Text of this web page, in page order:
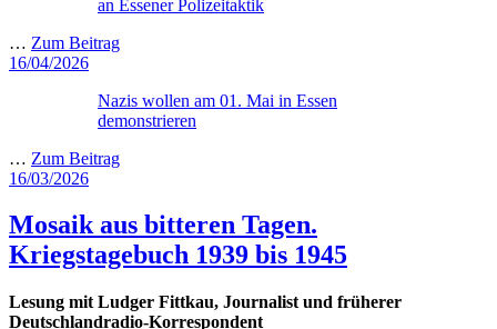
an Essener Polizeitaktik
… Zum Beitrag
Veröffentlicht
16/04/2026
Nazis wollen am 01. Mai in Essen
demonstrieren
… Zum Beitrag
Veröffentlicht
16/03/2026
Mosaik aus bitteren Tagen.
Kriegstagebuch 1939 bis 1945
Lesung mit Ludger Fittkau, Journalist und früherer
Deutschlandradio-Korrespondent